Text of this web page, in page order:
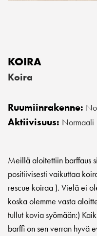
KOIRA
Koira
Ruumiinrakenne:
Aktiivisuus: Normaali
Meillä aloitettiin barffaus
positiivisesti vaikuttaa
rescue koiraa ). Vielä ei
koska olemme vasta
tullut kovia syömään:)
barffi on sen verran hyvä